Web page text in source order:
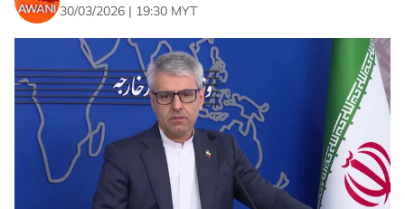
30/03/2026 | 19:30 MYT